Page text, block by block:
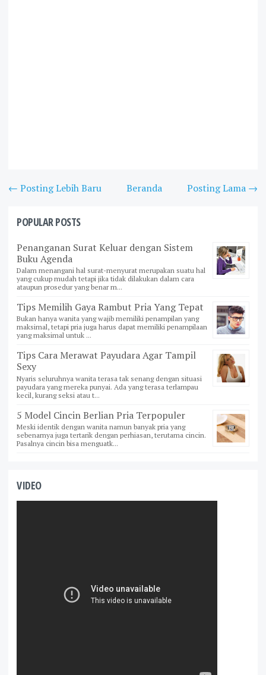
← Posting Lebih Baru Posting Lama →
Beranda
POPULAR POSTS
Penanganan Surat Keluar dengan Sistem
Buku Agenda
Dalam menangani hal surat-menyurat merupakan suatu hal
yang cukup mudah tetapi jika tidak dilakukan dalam cara
ataupun prosedur yang benar m...
Tips Memilih Gaya Rambut Pria Yang Tepat
Bukan hanya wanita yang wajib memiliki penampilan yang
maksimal, tetapi pria juga harus dapat memiliki penampilaan
yang maksimal untuk ...
Tips Cara Merawat Payudara Agar Tampil
Sexy
Nyaris seluruhnya wanita terasa tak senang dengan situasi
payudara yang mereka punyai. Ada yang terasa terlampau
kecil, kurang seksi atau t...
5 Model Cincin Berlian Pria Terpopuler
Meski identik dengan wanita namun banyak pria yang
sebenarnya juga tertarik dengan perhiasan, terutama cincin.
Pasalnya cincin bisa menguatk...
VIDEO